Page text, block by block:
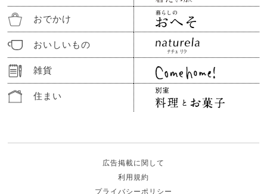
おでかけ
おいしいもの
雑貨
住まい
広告掲載に関して
利用規約
プライバシーポリシー